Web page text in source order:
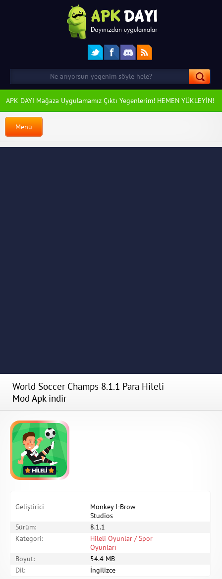
APK DAYI Mağaza Uygulamamız Çıktı Yegenlerim! HEMEN YÜKLEYİN!
Menü
World Soccer Champs 8.1.1 Para Hileli
Mod Apk indir
Geliştirici
Monkey I-Brow
Studios
Sürüm:
8.1.1
Kategori:
Hileli Oyunlar / Spor
Oyunları
Boyut:
54.4 MB
Dil:
İngilizce